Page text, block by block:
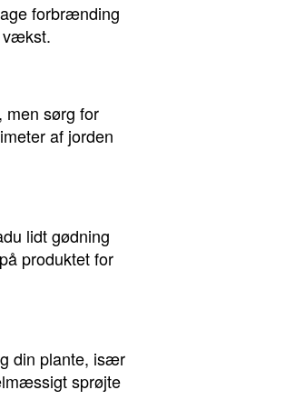
forbrænding
vækst.
men sørg for
af jorden
lidt gødning
produktet for
din plante, især
sprøjte